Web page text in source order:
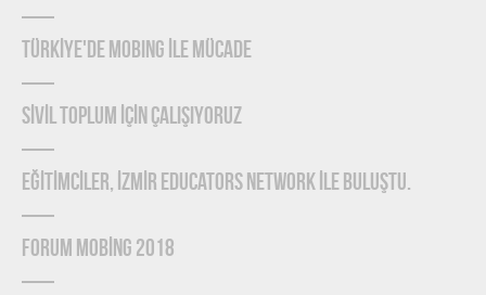
TÜRKİYE'DE MOBING İLE MÜCADE
SİVİL TOPLUM İÇİN ÇALIŞIYORUZ
EĞİTİMCİLER, İZMİR EDUCATORS NETWORK İLE BULUŞTU.
FORUM MOBİNG 2018